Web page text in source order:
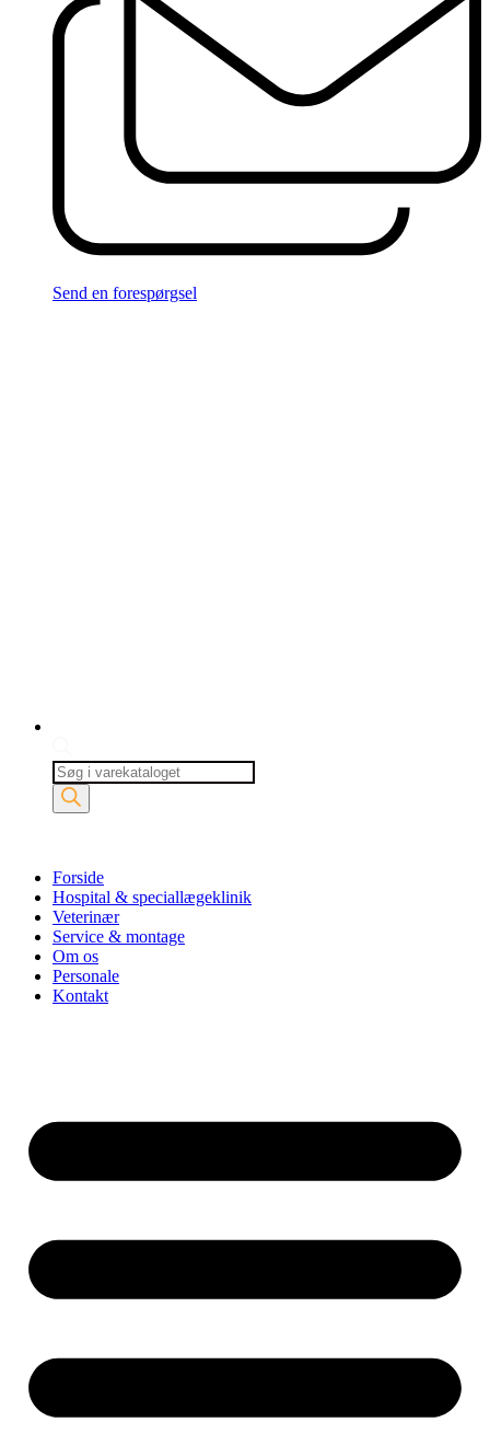
Send en forespørgsel
Products
search
Forside
Hospital & speciallægeklinik
Veterinær
Service & montage
Om os
Personale
Kontakt